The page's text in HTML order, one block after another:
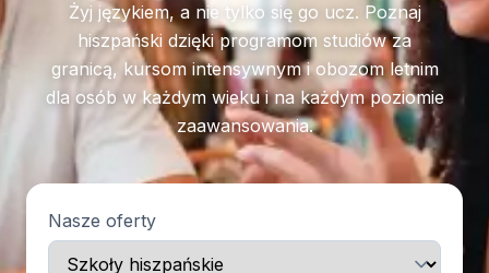
Żyj językiem, a nie tylko się go ucz. Poznaj
hiszpański dzięki programom studiów za
granicą, kursom intensywnym i obozom letnim
dla osób w każdym wieku i na każdym poziomie
zaawansowania.
Nasze oferty